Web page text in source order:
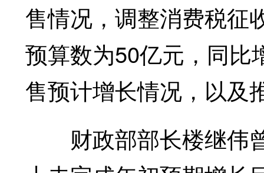
售情况，调整消费税征
预算数为50亿元，同比
售预计增长情况，以及
财政部部长楼继伟